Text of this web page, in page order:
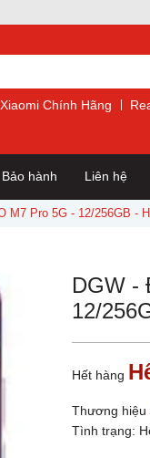
Chính Hãng
Bảo hành Liên hệ
M7 Pro 5G - 12/256GB -
DGW -
12/
Hết hàng
Thương hiệu
Tình trạng: